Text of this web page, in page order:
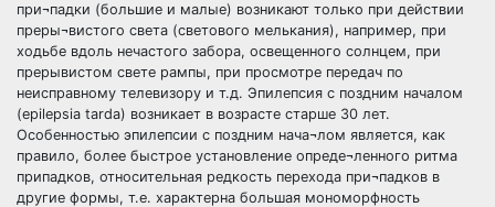
при¬падки (большие и малые) возникают только при действии
преры¬вистого света (светового мелькания), например, при
ходьбе вдоль нечастого забора, освещенного солнцем, при
прерывистом свете рампы, при просмотре передач по
неисправному телевизору и т.д. Эпилепсия с поздним началом
(epilepsia tarda) возникает в возрасте старше 30 лет.
Особенностью эпилепсии с поздним нача¬лом является, как
правило, более быстрое установление опреде¬ленного ритма
припадков, относительная редкость перехода при¬падков в
другие формы, т.е. характерна большая мономорфность